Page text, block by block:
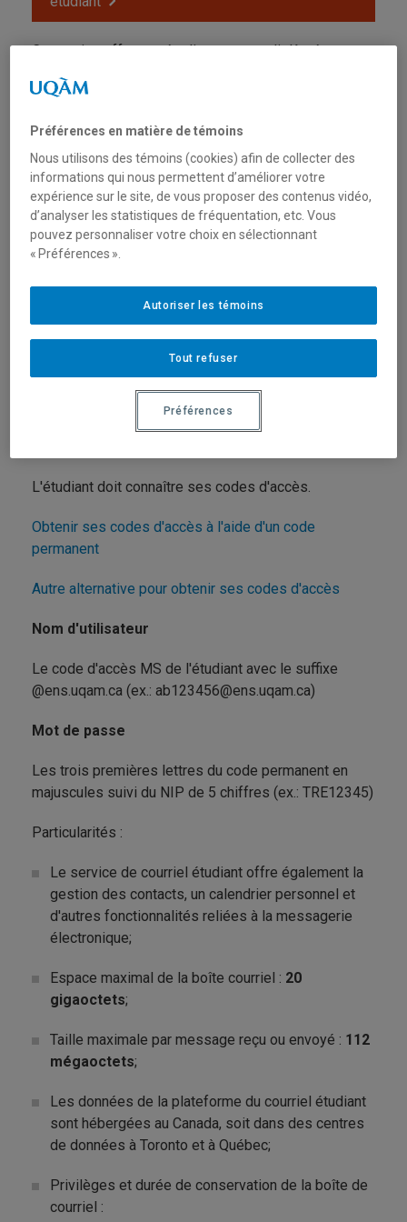
Ce service offre aux étudiants et aux diplômés une
@courrier.uqam.ca.
La boîte courriel est activée automatiquement dans
les 48 heures suivant l'inscription à au moins un
cours.
L'adresse courriel a la forme
nom.prénom@courrier.uqam.ca et pourrait comporter
un suffixe numérique, par exemple :
nom.prénom.2@courrier.uqam.ca.
Pour la connaître, l'étudiant peut se connecter àOffice
365, cliquer sur son nom dans le coin supérieur droit,
cliquer sur « Mon compte », puis visiter la section «
Informations personnelles » et regarder sous «
L'étudiant doit connaître ses codes d'accès.
Obtenir ses codes d'accès à l'aide d'un code
permanent
Autre alternative pour obtenir ses codes d'accès
Nom d'utilisateur
Le code d'accès MS de l'étudiant avec le suffixe
@ens.uqam.ca (ex.: ab123456@ens.uqam.ca)
Mot de passe
Les trois premières lettres du code permanent en
majuscules suivi du NIP de 5 chiffres (ex.: TRE12345)
Particularités :
Le service de courriel étudiant offre également la
gestion des contacts, un calendrier personnel et
d'autres fonctionnalités reliées à la messagerie
électronique;
Espace maximal de la boîte courriel : 20
gigaoctets;
Taille maximale par message reçu ou envoyé : 112
mégaoctets;
Les données de la plateforme du courriel étudiant
sont hébergées au Canada, soit dans des centres
de données à Toronto et à Québec;
Privilèges et durée de conservation de la boîte de
courriel :
Préférences en matière de témoins
Nous utilisons des témoins (cookies) afin de collecter des
informations qui nous permettent d’améliorer votre
expérience sur le site, de vous proposer des contenus vidéo,
d’analyser les statistiques de fréquentation, etc. Vous
pouvez personnaliser votre choix en sélectionnant
« Préférences ».
Tout refuser
Autoriser les témoins
Préférences